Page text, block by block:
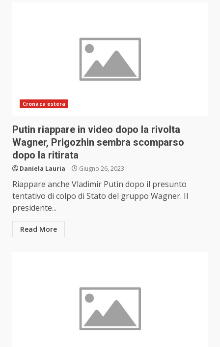
Cronaca estera
Putin riappare in video dopo la rivolta
Wagner, Prigozhin sembra scomparso
dopo la ritirata
Daniela Lauria Giugno 26, 2023
Riappare anche Vladimir Putin dopo il presunto
tentativo di colpo di Stato del gruppo Wagner. Il
presidente...
Read More